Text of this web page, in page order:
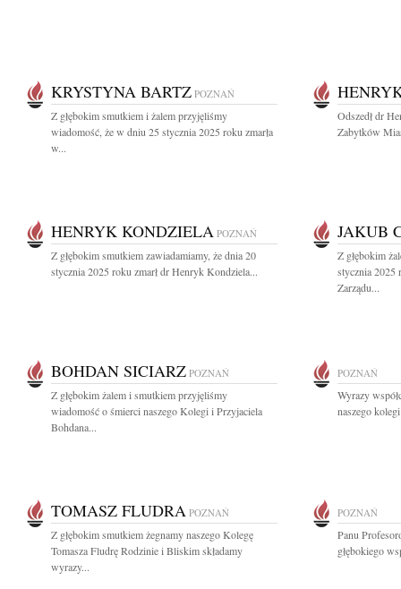
KRYSTYNA BARTZ POZNAŃ
Z głębokim smutkiem i żalem przyjęliśmy
wiadomość, że w dniu 25 stycznia 2025 roku zmarła
w...
Odszedł dr
Zabytków
HENRYK KONDZIELA POZNAŃ
Z głębokim smutkiem zawiadamiamy, że dnia 20
stycznia 2025 roku zmarł dr Henryk Kondziela...
JAKUB
Z głębokim
stycznia 2025
Zarządu...
BOHDAN SICIARZ POZNAŃ
Z głębokim żalem i smutkiem przyjęliśmy
wiadomość o śmierci naszego Kolegi i Przyjaciela
Bohdana...
POZNAŃ
Wyrazy
naszego
TOMASZ FLUDRA POZNAŃ
Z głębokim smutkiem żegnamy naszego Kolegę
Tomasza Fludrę Rodzinie i Bliskim składamy
wyrazy...
POZNAŃ
Panu
głębokiego